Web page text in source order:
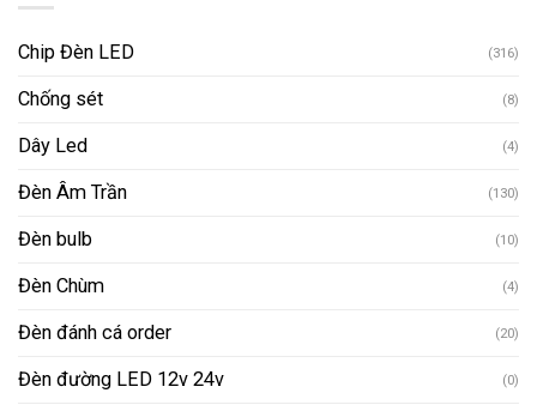
Chip Đèn LED (316)
Chống sét (8)
Dây Led (4)
Đèn Âm Trần (130)
Đèn bulb (10)
Đèn Chùm (4)
Đèn đánh cá order (20)
Đèn đường LED 12v 24v (0)